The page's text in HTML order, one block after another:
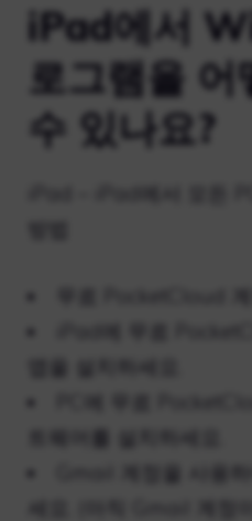
iPad에서
로그램을
수 있나요?
iPad – iPad에서 모든
무료 PocketCloud
앱을 설치하세요.
트웨어를 설치하세요.
Gmail 계정을 사용